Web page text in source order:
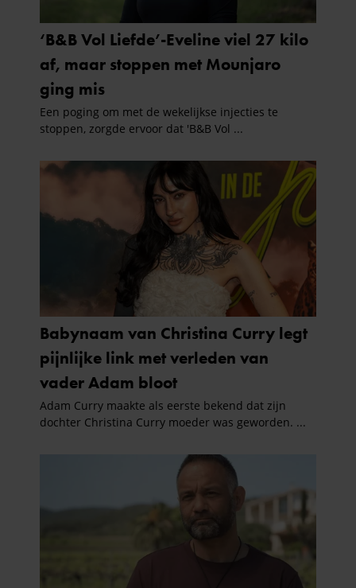
informatie die u aan ze heeft verstrekt of die ze hebben
gaat akkoord met onze cookies als u onze website blijft
gebruiken.